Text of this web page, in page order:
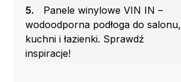
5.
Panele winylowe VIN IN –
wodoodporna podłoga do salonu,
kuchni i łazienki. Sprawdź
inspiracje!